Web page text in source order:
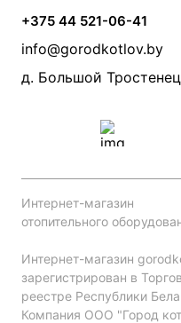
Камины и печи
Дымоходы
Акции
Производители
Монтаж систем
Прайс по монтажу
Проект систем
+375 44 521-06-41
info@gorodkotlov.by
д. Большой
Интернет-магазин
отопительного
Интернет-магазин
зарегистрирован в
реестре Республики
Компания ООО "Город